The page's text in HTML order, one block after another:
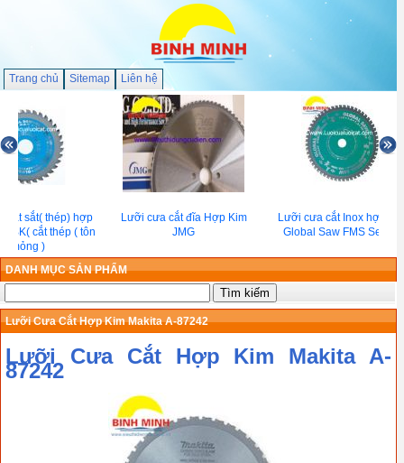
Trang chủ Sitemap Liên hệ
sắt( thép) hợp
BK( cắt thép ( tôn
)mỏng )
Lưỡi cưa cắt đĩa Hợp Kim
JMG
Lưỡi cưa cắt Inox hợp kim
Global Saw FMS Series
DANH MỤC SẢN PHẨM
Lưỡi Cưa Cắt Hợp Kim Makita A-87242
Lưỡi Cưa Cắt Hợp Kim Makita A-
87242